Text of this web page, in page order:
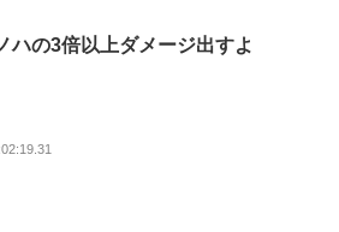
ハの3倍以上ダメージ出すよ